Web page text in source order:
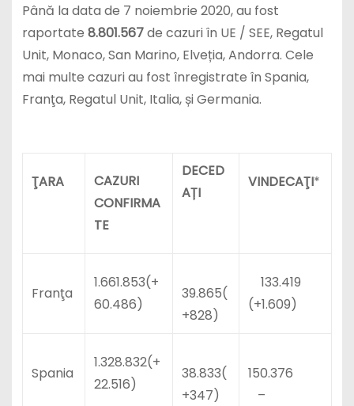
Până la data de 7 noiembrie 2020, au fost
raportate 8.801.567de cazuri în UE / SEE, Regatul
Unit, Monaco, San Marino, Elveția, Andorra. Cele
mai multe cazuri au fost înregistrate în Spania,
Franţa, Regatul Unit, Italia, și Germania.
ŢARA
CAZURI
CONFIRMA
TE
DECED
AȚI
VINDECAŢI*
Franţa
1.661.853(+
60.486)
39.865(
+828)
133.419
(+1.609)
Spania
1.328.832(+
22.516)
38.833(
+347)
150.376
–